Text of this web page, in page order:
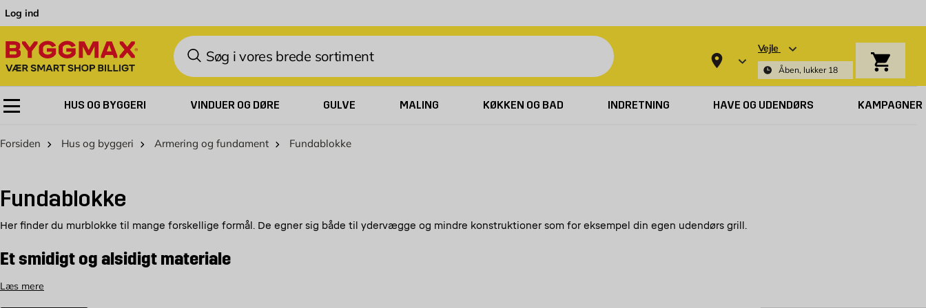
Log ind
Søg
Vejle
Åben, lukker 18
HUS OG BYGGERI VINDUER OG DØRE GULVE MALING KØKKEN OG BAD INDRETNING HAVE OG UDENDØRS KAMPAGNER
Forsiden Hus og byggeri Armering og fundament Fundablokke
Fundablokke
Her finder du murblokke til mange forskellige formål. De egner sig både til ydervægge og mindre konstruktioner som for eksempel din egen udendørs grill.
Et smidigt og alsidigt materiale
Vores letklinkerblokke giver dig både en stabil konstruktion og en tidseffektiv opmuring. Disse murblokke har mange fordele og minder i høj grad om
konstruktionen meget stabil, og de har desuden isolerende egenskaber og er modstandsdygtige over for skimmel. Hvis du vil have en konstruktion, der holder længe og ikke kræver meget
Læs mere